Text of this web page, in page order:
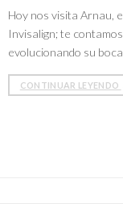
Hoy nos visita Arnau,
Invisalign; te
evolucionando su boca
CONTINUAR LEYENDO